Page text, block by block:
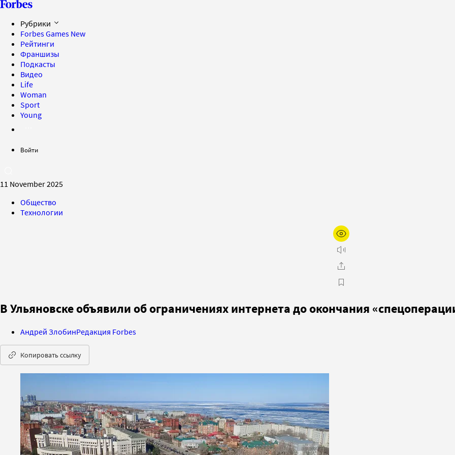
Рубрики
Forbes Games New
Рейтинги
Франшизы
Подкасты
Видео
Life
Woman
Sport
Young
Войти
11 November 2025
Общество
Технологии
В Ульяновске объявили об ограничениях интернета до окончания
Андрей ЗлобинРедакция Forbes
Копировать ссылку